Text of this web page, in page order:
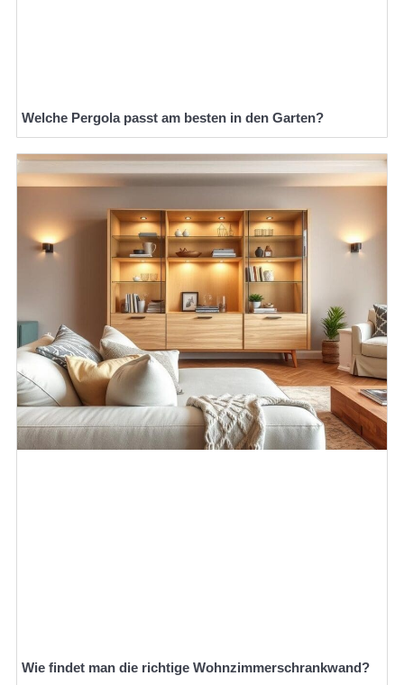
Welche Pergola passt am besten in den Garten?
Wie findet man die richtige Wohnzimmerschrankwand?